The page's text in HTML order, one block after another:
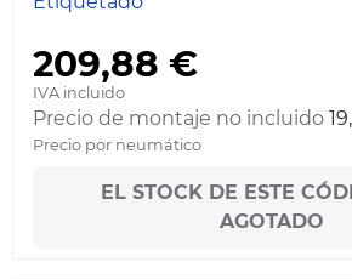
209,88 €
IVA incluido
Precio de montaje no incluido
Precio por neumático
EL STOCK DE ESTE
AGOTADO